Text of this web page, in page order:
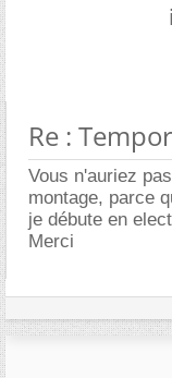
Re :
Vous n'auriez
montage, parce
je débute en
Merci